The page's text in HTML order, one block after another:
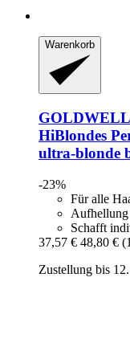
Warenkorb
GOLDWELL
HiBlondes
ultra-​blonde
-23%
Für alle
Aufhellung
Schafft
37,57 € 48,80 €
Zustellung bis